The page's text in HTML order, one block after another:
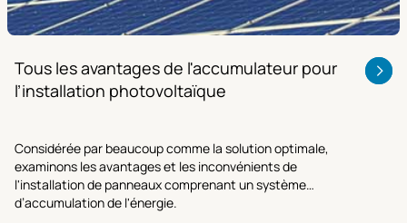
Tous les avantages de l'accumulateur pour
l’installation photovoltaïque
Considérée par beaucoup comme la solution optimale,
examinons les avantages et les inconvénients de
l'installation de panneaux comprenant un système
d’accumulation de l'énergie.